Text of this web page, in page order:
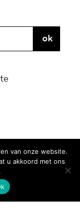
van onze website.
u akkoord met ons